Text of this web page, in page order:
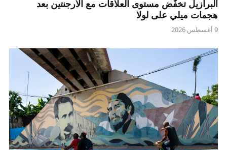
البرازيل تخفّض مستوى العلاقات مع الأرجنتين بعد
هجمات ميلي على لولا
9 أغسطس 2026